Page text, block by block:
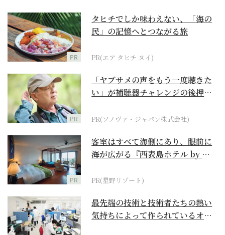
PR
タヒチでしか味わえない、「海の
民」の記憶へとつながる旅
PR(エア タヒチ ヌイ)
PR
「ヤブサメの声をもう一度聴きた
い」が補聴器チャレンジの後押し
PR(ソノヴァ・ジャパン株式会社)
PR
客室はすべて海側にあり、眼前に
海が広がる『西表島ホテル by 星
PR(星野リゾート)
最先端の技術と技術者たちの熱い
気持ちによって作られているオー